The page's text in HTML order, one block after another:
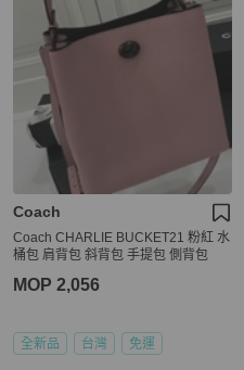
Coach
Coach CHARLIE BUCKET21 粉紅 水
桶包 肩背包 斜背包 手提包 側背包
MOP 2,056
全新品 台灣 免運